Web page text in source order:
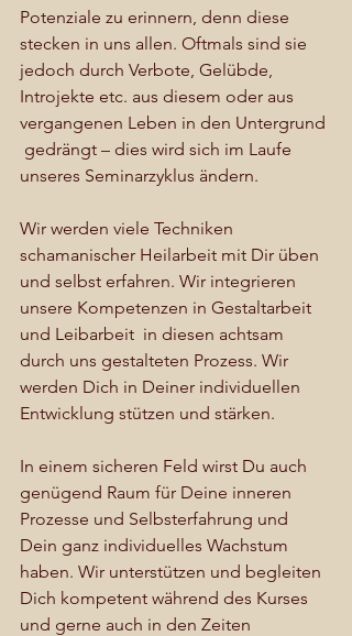
Potenziale zu erinnern, denn diese
stecken in uns allen. Oftmals sind sie
jedoch durch Verbote, Gelübde,
Introjekte etc. aus diesem oder aus
vergangenen Leben in den Untergrund
gedrängt – dies wird sich im Laufe
unseres Seminarzyklus ändern.
Wir werden viele Techniken
schamanischer Heilarbeit mit Dir üben
und selbst erfahren. Wir integrieren
unsere Kompetenzen in Gestaltarbeit
und Leibarbeit  in diesen achtsam
durch uns gestalteten Prozess. Wir
werden Dich in Deiner individuellen
Entwicklung stützen und stärken.
In einem sicheren Feld wirst Du auch
genügend Raum für Deine inneren
Prozesse und Selbsterfahrung und
Dein ganz individuelles Wachstum
haben. Wir unterstützen und begleiten
Dich kompetent während des Kurses
und gerne auch in den Zeiten